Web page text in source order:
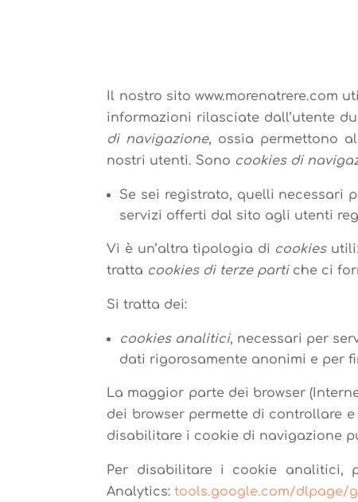
Il nostro sito www.morenatrere.com
informazioni rilasciate dall’utente
di navigazione, ossia permettono
nostri utenti. Sono cookies di
Se sei registrato, quelli necessari
servizi offerti dal sito agli utenti
Vi è un’altra tipologia di cookies
tratta cookies di terze partiche ci
Si tratta dei:
cookies analitici, necessari per
dati rigorosamente anonimi e per
La maggior parte dei browser
dei browser permette di controllare
disabilitare i cookie di navigazione
Per disabilitare i cookie analitici,
Analytics:tools.google.com/dlpage/